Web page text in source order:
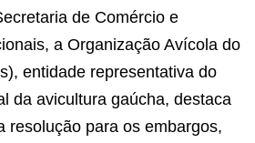
de Comércio e
a Organização Avícola do
entidade representativa do
da avicultura gaúcha, destaca
resolução para os embargos,